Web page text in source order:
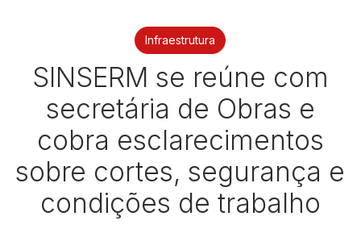
Infraestrutura
SINSERM se reúne com
secretária de Obras e
cobra esclarecimentos
sobre cortes, segurança e
condições de trabalho